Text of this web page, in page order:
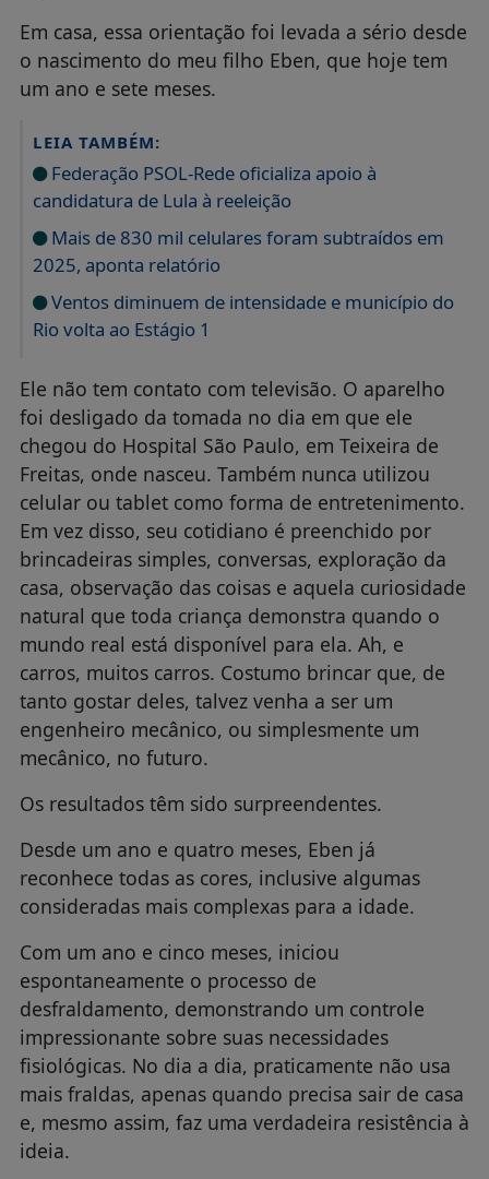
Em casa, essa orientação foi levada a sério desde
o nascimento do meu filho Eben, que hoje tem
um ano e sete meses.
LEIA TAMBÉM:
Federação PSOL-Rede oficializa apoio à
candidatura de Lula à reeleição
Mais de 830 mil celulares foram subtraídos em
2025, aponta relatório
Ventos diminuem de intensidade e município do
Rio volta ao Estágio 1
Ele não tem contato com televisão. O aparelho
foi desligado da tomada no dia em que ele
chegou do Hospital São Paulo, em Teixeira de
Freitas, onde nasceu. Também nunca utilizou
celular ou tablet como forma de entretenimento.
Em vez disso, seu cotidiano é preenchido por
brincadeiras simples, conversas, exploração da
casa, observação das coisas e aquela curiosidade
natural que toda criança demonstra quando o
mundo real está disponível para ela. Ah, e
carros, muitos carros. Costumo brincar que, de
tanto gostar deles, talvez venha a ser um
engenheiro mecânico, ou simplesmente um
mecânico, no futuro.
Os resultados têm sido surpreendentes.
Desde um ano e quatro meses, Eben já
reconhece todas as cores, inclusive algumas
consideradas mais complexas para a idade.
Com um ano e cinco meses, iniciou
espontaneamente o processo de
desfraldamento, demonstrando um controle
impressionante sobre suas necessidades
fisiológicas. No dia a dia, praticamente não usa
mais fraldas, apenas quando precisa sair de casa
e, mesmo assim, faz uma verdadeira resistência à
ideia.